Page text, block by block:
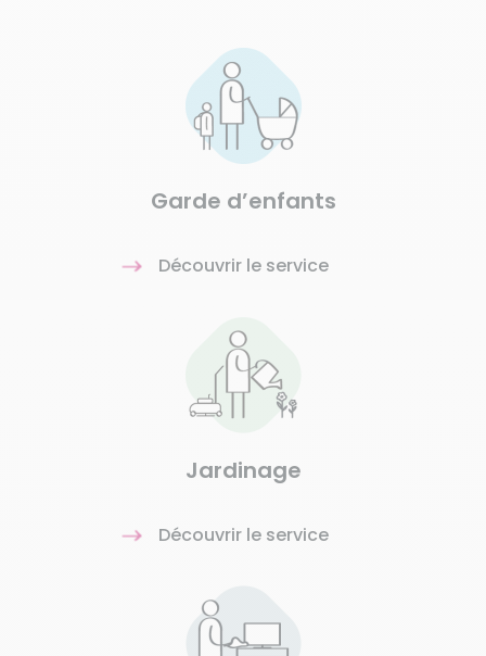
Garde d’enfants
Découvrir le service
Jardinage
Découvrir le service